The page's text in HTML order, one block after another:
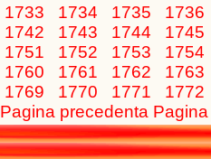
1733
1734 1735
1736
1742
1743 1744
1745
1751
1752 1753
1754
1760
1761 1762
1763
1769
1770 1771
1772
Pagina precedenta